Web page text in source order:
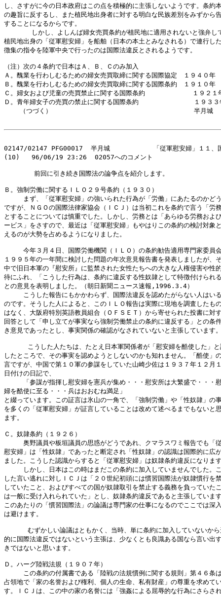
し、さすがに今の日本政府はこの点を積極的に主張しないようです。条約
の趣旨に反するし、また植民地出身者に対する明白な民族差別をみずから
することになるからです。
しかし、よしんば婦女売買条約が植民地に適用されないと強弁し
植民地出身の「従軍慰安婦」を船舶（日本の本土とみなされる）で連行し
徴集の指令を陸軍中央で行ったのは国際法違反とされるようです。
（注）次の４条約で日本はＡ、Ｂ、Ｃのみ加入
Ａ。醜業を行わしむるための婦女売買取締に関する国際協定　１９４０年
Ｂ。醜業を行わしむるための婦女売買取締に関する国際条約　１９１０年
Ｃ。婦女および児童の売買禁止に関する国際条約            １９２１
Ｄ。青年婦女子の売買の禁止に関する国際条約              １９３３
    （つづく）                                    半月城
02147/02147 PFG00017  半月城           「従軍慰安婦」１１、国
(10)   96/06/19 23:26  02057へのコメント
     　 前回に引き続き国際法の論争点を紹介します。
Ｂ。強制労働に関するＩＬＯ２９号条約（１９３０）
まず、「従軍慰安婦」の強いられた行為が「労働」にあたるのかど
ですが、ＮＧＯの国際法律家協会（ＩＣＪ）は当初これを条約で言う「労
とすることについては慎重でした。しかし、労務とは「あらゆる労務およ
ービス」をさすので、最近は「従軍慰安婦」もやはりこの条約の検討対象
えるのが大勢を占めるようになりました。
今年３月４日、国際労働機関（ＩＬＯ）の条約勧告適用専門家委員
１９９５年の一年間に検討した問題の年次意見報告書を発表しましたが、
中で旧日本軍の『慰安所』に監禁された女性たちへの大きな人権侵害や性
待にふれ、「こうした行為は、条約に違反する性奴隷として特徴付けられ
との意見を表明しました。（朝日新聞ニュース速報,1996.3.4）
こうした報告にもかかわらず、国際法違反を認めたがらない人はい
のです。そうした人によると、このＩＬＯ報告は実際に現地を調査したも
はなく、大阪府特別英語教員組合（ＯＦＳＥＴ）から寄せられた投書に対
回答として「申し立てが事実なら強制労働禁止の条約に違反する」との条
き意見であったとし、事実関係の確認がなされていないと主張しています
こうした人たちは、たとえ日本軍関係者が「慰安婦を酷使した」
したところで、その事実を認めようとしないのかも知れません。「酷使」
言ですが、中国で第１０軍の参謀をしていた山崎少佐は１９３７年１２月
日付けの日記で、
「参謀が指揮し慰安婦を憲兵が集め・・・慰安所は大繁盛で・・・
婦を酷使に至る・・・兵はおおむね満足」
と綴っています。この証言は氷山の一角で、「強制労働」や「性奴隷」の
を多くの「従軍慰安婦」が証言していることは改めて述べるまでもないと
ます。
Ｃ。奴隷条約（１９２６）
奥野議員や板垣議員の思惑がどうであれ、クマラスワミ報告でも「
慰安婦」は「性奴隷」であったと断定され「性奴隷」の認識は国際的に広
ました。こうした認識からすると「従軍慰安婦」は奴隷条約違反になりま
しかし、日本はこの時はまだこの条約に加入していませんでした。
した言い逃れに対しＩＣＪは「２０世紀初頭には慣習国際法が奴隷慣行を
していたこと、およびすべての国が奴隷取引を禁止する義務を負っていた
は一般に受け入れられていた」とし、奴隷条約違反であると主張していま
このあたりの「慣習国際法」の論議は専門家の仕事になるのでここでは深
は避けます。
むずかしい論議はともかく、当時、単に条約に加入していないか
的に国際法違反ではないという主張は、少なくとも良識ある国なら言い出
きではないと思います。
Ｄ。ハーグ陸戦法規（１９０７年）
この条約の付属書である「陸戦の法規慣例に関する規則」第４６条
占領地で「家の名誉および権利、個人の生命、私有財産」の尊重を求めて
す。ＩＣＪは、この中の家の名誉には「強姦による屈辱的な行為にさらさ